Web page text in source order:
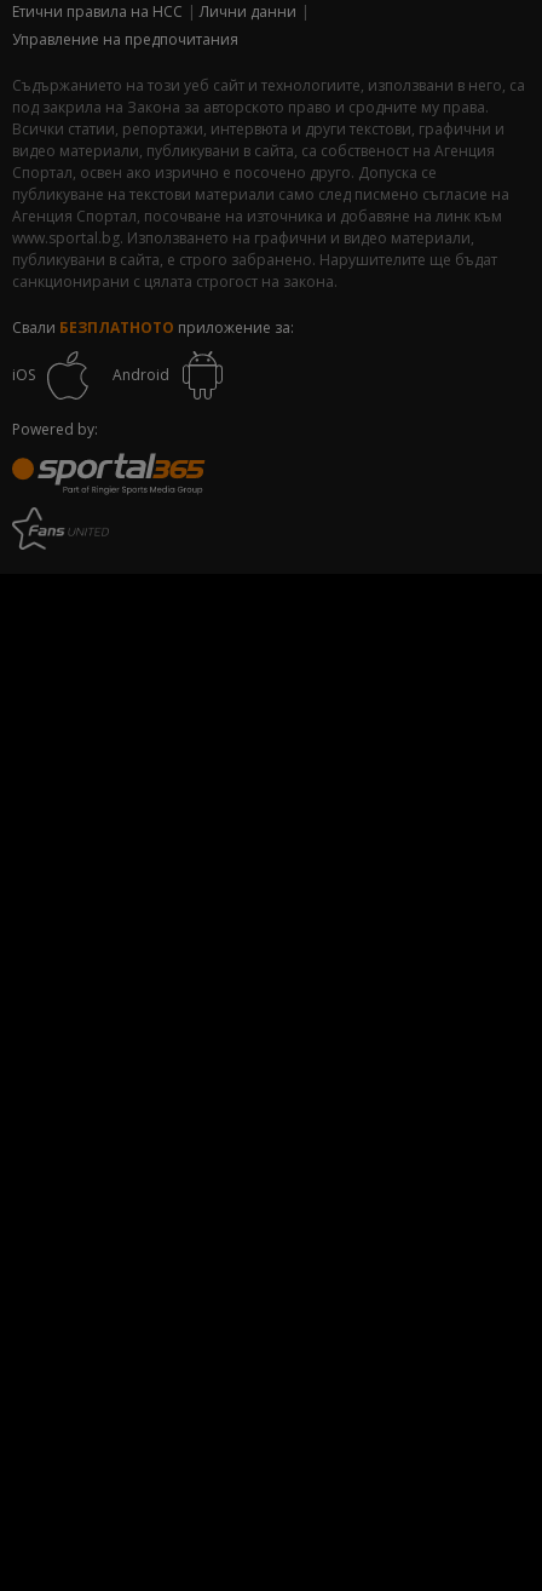
Етични правила на НСС
Лични данни
Управление на предпочитания
Съдържанието на този уеб сайт и технологиите, използвани в него, са
под закрила на Закона за авторското право и сродните му права.
Всички статии, репортажи, интервюта и други текстови, графични и
видео материали, публикувани в сайта, са собственост на Агенция
Спортал, освен ако изрично е посочено друго. Допуска се
публикуване на текстови материали само след писмено съгласие на
Агенция Спортал, посочване на източника и добавяне на линк към
www.sportal.bg. Използването на графични и видео материали,
публикувани в сайта, е строго забранено. Нарушителите ще бъдат
санкционирани с цялата строгост на закона.
Свали БЕЗПЛАТНОТО приложение за:
iOS Android
Powered by: